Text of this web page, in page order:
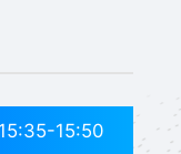
15:35-15:50